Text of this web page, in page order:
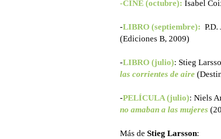
-CINE (octubre): Isabel
-LIBRO (septiembre):
(Ediciones B, 2009)
-LIBRO (julio): Stieg
las corrientes de aire
-PELÍCULA (julio): Niels
no amaban a las mujeres
Más de Stieg Larsson: